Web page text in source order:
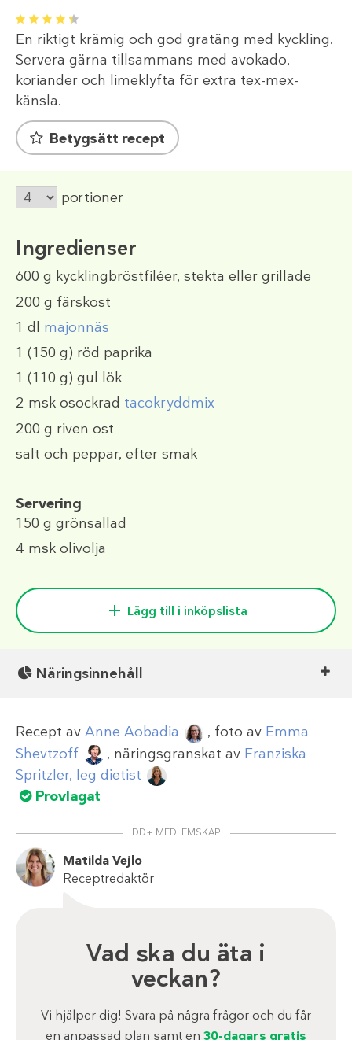
1 2 3 4 5
En riktigt krämig och god gratäng med kyckling.
Servera gärna tillsammans med avokado,
koriander och limeklyfta för extra tex-mex-
känsla.
Betygsätt recept
portioner
Ingredienser
600 g kycklingbröstfiléer, stekta eller grillade
200 g färskost
1 dl majonnäs
1 (150 g) röd paprika
1 (110 g) gul lök
2 msk osockrad tacokryddmix
200 g riven ost
salt och peppar, efter smak
Servering
150 g grönsallad
4 msk olivolja
Lägg till i inköpslista
Näringsinnehåll
Recept av Anne Aobadia , foto av Emma
Shevtzoff
, näringsgranskat av Franziska
Spritzler, leg dietist
Provlagat
DD+ MEDLEMSKAP
Matilda Vejlo
Receptredaktör
Vad ska du äta i
veckan?
Vi hjälper dig! Svara på några frågor och du får
en anpassad plan samt en 30-dagars gratis